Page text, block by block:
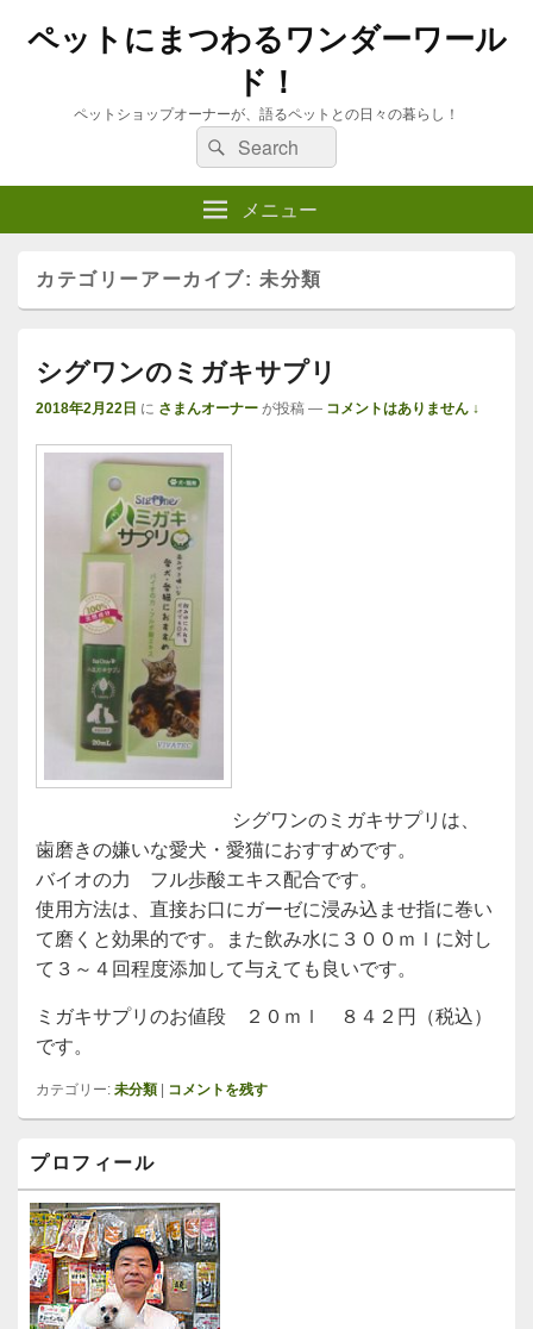
ペットにまつわるワンダーワール
ド！
ペットショップオーナーが、語るペットとの日々の暮らし！
検
索:
検
索
メニュー
カテゴリーアーカイブ: 未分類
シグワンのミガキサプリ
2018年2月22日 に さまんオーナー が投稿 — コメントはありません ↓
シグワンのミガキサプリは、
歯磨きの嫌いな愛犬・愛猫におすすめです。
バイオの力 フル歩酸エキス配合です。
使用方法は、直接お口にガーゼに浸み込ませ指に巻い
て磨くと効果的です。また飲み水に３００ｍｌに対し
て３～４回程度添加して与えても良いです。
ミガキサプリのお値段 ２０ｍｌ ８４２円（税込）
です。
カテゴリー: 未分類 コメントを残す
ン
サ
イ
ド
バ
ー
ウ
プロフィール